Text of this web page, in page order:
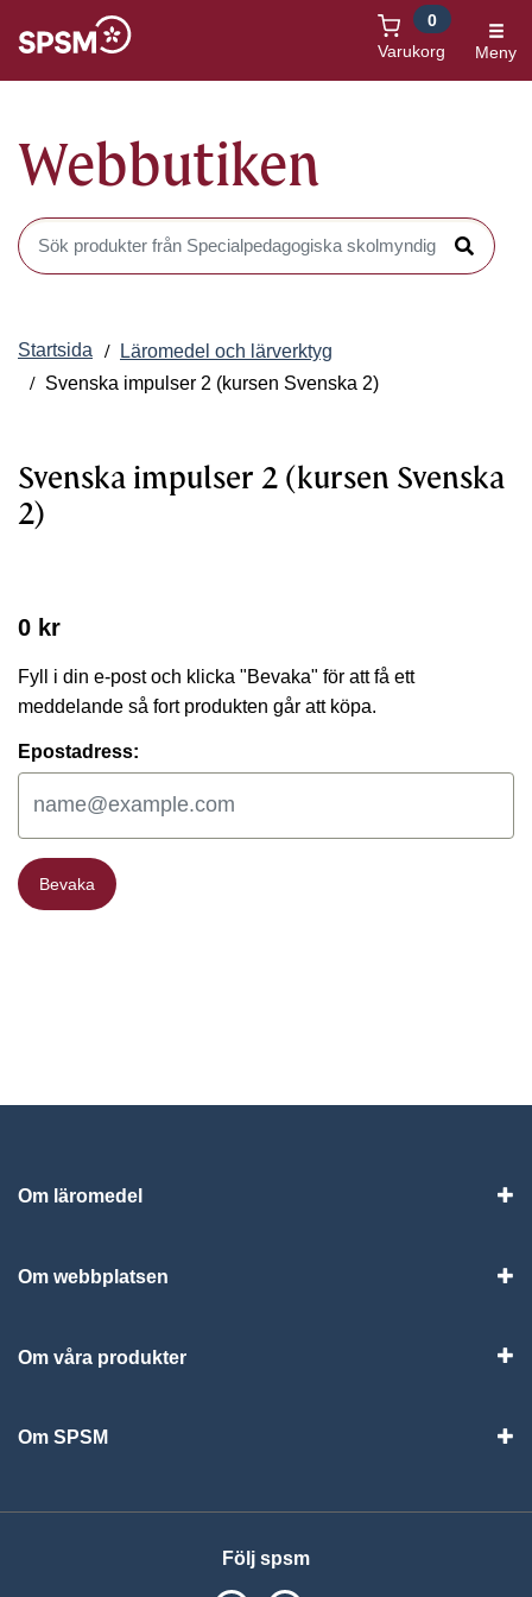
Varukorg
0
Meny
Webbutiken
Sök produkter i Webbutiken
Sök
Startsida
Läromedel och lärverktyg
Svenska impulser 2 (kursen Svenska 2)
Svenska impulser 2 (kursen Svenska
2)
0 kr
Fyll i din e-post och klicka "Bevaka" för att få ett
meddelande så fort produkten går att köpa.
Epostadress:
Bevaka
Bevaka
Om läromedel
Om webbplatsen
Om våra produkter
Om SPSM
Följ spsm